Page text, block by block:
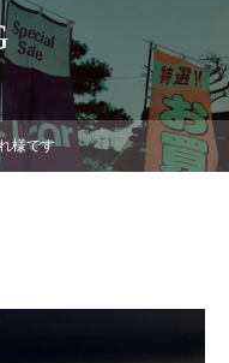
様です